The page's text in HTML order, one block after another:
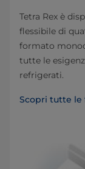
Tetra Rex è
flessibile di
formato
tutte le
refrigerati.
Scopri tutte le